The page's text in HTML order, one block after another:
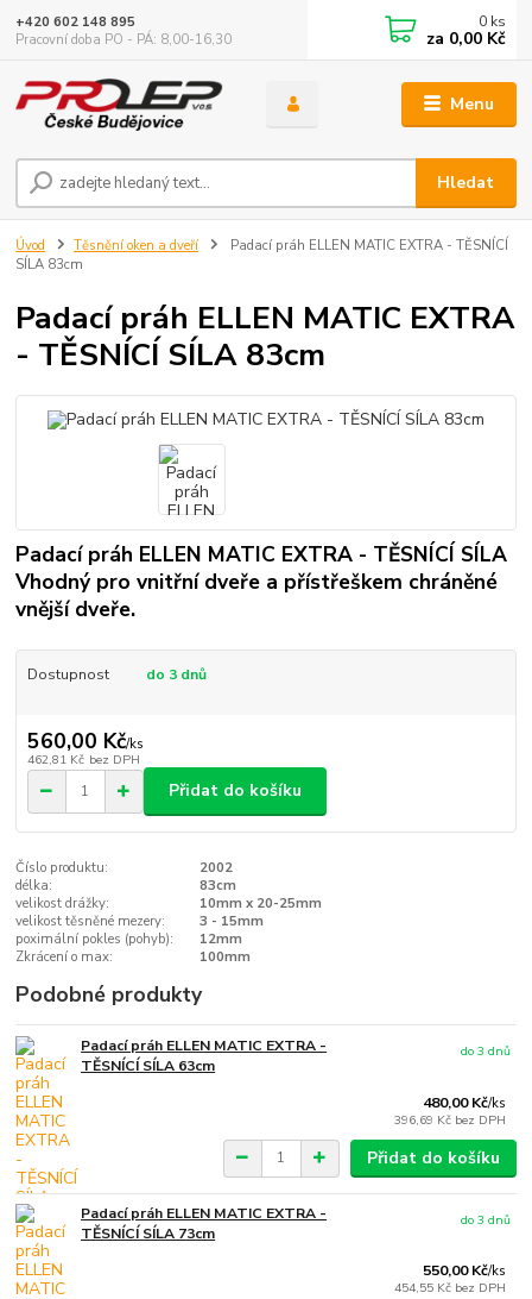
Menu
Hledat
+420 602 148 895
Pracovní doba PO - PÁ: 8,00-16,30
0 ks
za 0,00 Kč
Úvod Těsnění oken a dveří
Padací práh ELLEN MATIC EXTRA - TĚSNÍCÍ
SÍLA 83cm
Padací práh ELLEN MATIC EXTRA
- TĚSNÍCÍ SÍLA 83cm
Padací práh ELLEN MATIC EXTRA - TĚSNÍCÍ SÍLA
Vhodný pro vnitřní dveře a přístřeškem chráněné
vnější dveře.
Dostupnost do 3 dnů
560,00 Kč/ks
462,81 Kč bez DPH
Přidat do košíku
Číslo produktu:
2002
délka:
83cm
velikost drážky:
10mm x 20-25mm
velikost těsněné mezery:
3 - 15mm
poximální pokles (pohyb):
12mm
Zkrácení o max:
100mm
Podobné produkty
Padací práh ELLEN MATIC EXTRA -
TĚSNÍCÍ SÍLA 63cm
480,00 Kč/ks
396,69 Kč bez DPH
do 3 dnů
Přidat do košíku
Padací práh ELLEN MATIC EXTRA -
TĚSNÍCÍ SÍLA 73cm
550,00 Kč/ks
454,55 Kč bez DPH
do 3 dnů